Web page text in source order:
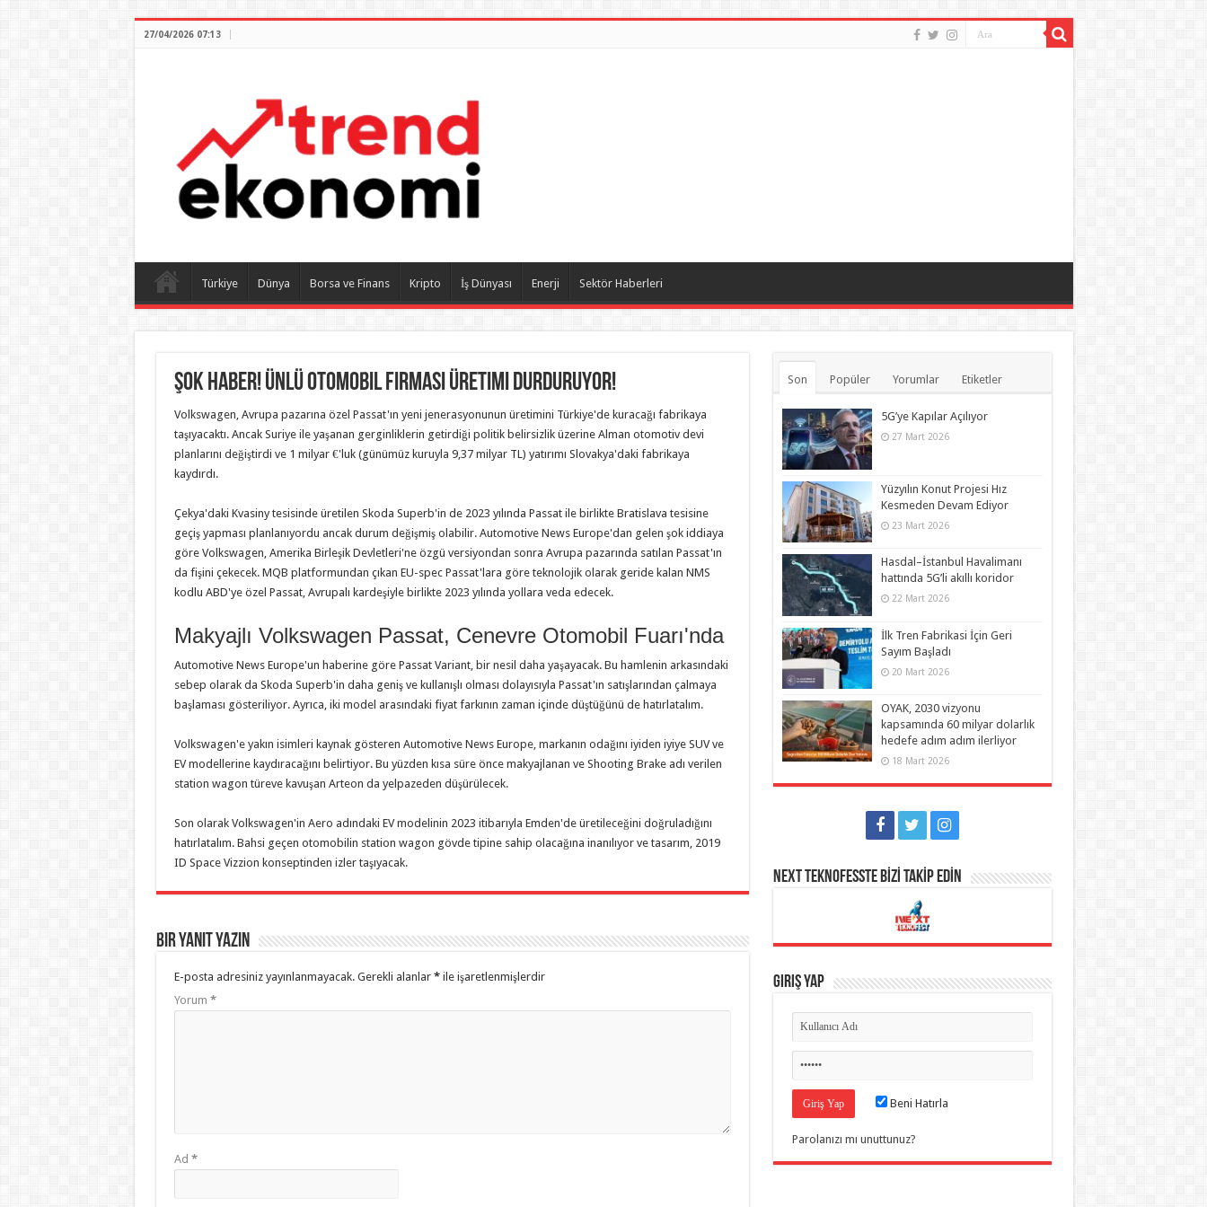
27/04/2026 07:13
Türkiye Dünya Borsa ve Finans Kripto İş Dünyası Enerji Sektör Haberleri
Şok Haber! Ünlü Otomobil Firması Üretimi Durduruyor!
Volkswagen, Avrupa pazarına özel Passat'ın yeni jenerasyonunun üretimini Türkiye'de kuracağı fabrikaya
taşıyacaktı. Ancak Suriye ile yaşanan gerginliklerin getirdiği politik belirsizlik üzerine Alman otomotiv devi
planlarını değiştirdi ve 1 milyar €'luk (günümüz kuruyla 9,37 milyar TL) yatırımı Slovakya'daki fabrikaya
kaydırdı.
Çekya'daki Kvasiny tesisinde üretilen Skoda Superb'in de 2023 yılında Passat ile birlikte Bratislava tesisine
geçiş yapması planlanıyordu ancak durum değişmiş olabilir. Automotive News Europe'dan gelen şok iddiaya
göre Volkswagen, Amerika Birleşik Devletleri'ne özgü versiyondan sonra Avrupa pazarında satılan Passat'ın
da fişini çekecek. MQB platformundan çıkan EU-spec Passat'lara göre teknolojik olarak geride kalan NMS
kodlu ABD'ye özel Passat, Avrupalı kardeşiyle birlikte 2023 yılında yollara veda edecek.
Makyajlı Volkswagen Passat, Cenevre Otomobil Fuarı'nda
Automotive News Europe'un haberine göre Passat Variant, bir nesil daha yaşayacak. Bu hamlenin arkasındaki
sebep olarak da Skoda Superb'in daha geniş ve kullanışlı olması dolayısıyla Passat'ın satışlarından çalmaya
başlaması gösteriliyor. Ayrıca, iki model arasındaki fiyat farkının zaman içinde düştüğünü de hatırlatalım.
Volkswagen'e yakın isimleri kaynak gösteren Automotive News Europe, markanın odağını iyiden iyiye SUV ve
EV modellerine kaydıracağını belirtiyor. Bu yüzden kısa süre önce makyajlanan ve Shooting Brake adı verilen
station wagon türeve kavuşan Arteon da yelpazeden düşürülecek.
Son olarak Volkswagen'in Aero adındaki EV modelinin 2023 itibarıyla Emden'de üretileceğini doğruladığını
hatırlatalım. Bahsi geçen otomobilin station wagon gövde tipine sahip olacağına inanılıyor ve tasarım, 2019
ID Space Vizzion konseptinden izler taşıyacak.
Bir yanıt yazın
E-posta adresiniz yayınlanmayacak. Gerekli alanlar *ile işaretlenmişlerdir
Yorum *
Ad *
Son Popüler Yorumlar Etiketler
5G’ye Kapılar Açılıyor
27 Mart 2026
Yüzyılın Konut Projesi Hız
Kesmeden Devam Ediyor
23 Mart 2026
Hasdal–İstanbul Havalimanı
hattında 5G’li akıllı koridor
22 Mart 2026
İlk Tren Fabrikasi İçin Geri
Sayım Başladı
20 Mart 2026
OYAK, 2030 vizyonu
kapsamında 60 milyar dolarlık
hedefe adım adım ilerliyor
18 Mart 2026
NEXT TEKNOFESSTE BİZİ TAKİP EDİN
Giriş Yap
Beni Hatırla
Parolanızı mı unuttunuz?